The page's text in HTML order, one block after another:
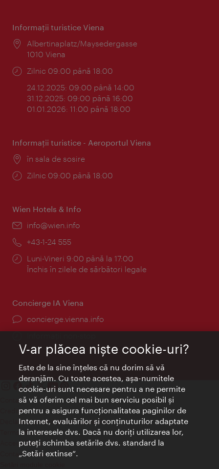
Informaţii turistice Viena
Locul:
Albertinaplatz/Maysedergasse
1010 Viena
Program:
Zilnic 09:00 până 18:00
24.12.2025: 09:00 până 14:00
31.12.2025: 09:00 până 16:00
01.01.2026: 11:00 până 18:00
Informaţii turistice - Aeroportul Viena
Locul:
în sala de sosire
Program:
Zilnic 09:00 până 18:00
Wien Hotels & Info
E-
info@wien.info
Telefon:
+43-1-24 555
Program:
Luni-Vineri 9:00 până la 17:00
Închis în zilele de sărbători legale
Concierge IA Viena
concierge.vienna.info
Contact
Credits
Declaraţie privind protecţia datelor
Terms of Use
Accesibilitate
Contact presa
V-ar plăcea nişte cookie-uri?
Este de la sine înţeles că nu dorim să vă
deranjăm. Cu toate acestea, aşa-numitele
cookie-uri sunt necesare pentru a ne permite
să vă oferim cel mai bun serviciu posibil şi
pentru a asigura funcţionalitatea paginilor de
Internet, evaluărilor şi conţinuturilor adaptate
la interesele dvs. Dacă nu doriţi utilizarea lor,
puteţi schimba setările dvs. standard la
„Setări extinse“.